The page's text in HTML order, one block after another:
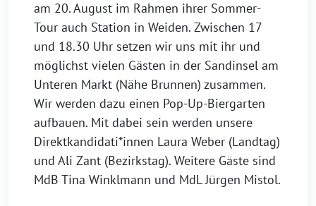
am 20. August im Rahmen ihrer Sommer-
Tour auch Station in Weiden. Zwischen 17
und 18.30 Uhr setzen wir uns mit ihr und
möglichst vielen Gästen in der Sandinsel am
Unteren Markt (Nähe Brunnen) zusammen.
Wir werden dazu einen Pop-Up-Biergarten
aufbauen. Mit dabei sein werden unsere
Direktkandidati*innen Laura Weber (Landtag)
und Ali Zant (Bezirkstag). Weitere Gäste sind
MdB Tina Winklmann und MdL Jürgen Mistol.